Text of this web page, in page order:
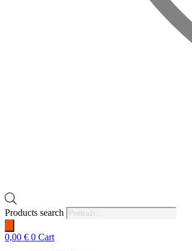
Products search
0,00 € 0 Cart